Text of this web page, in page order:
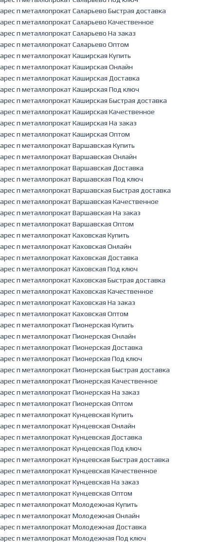
арес п металлопрокат Саларьево Быстрая доставка
арес п металлопрокат Саларьево Качественное
арес п металлопрокат Саларьево На заказ
арес п металлопрокат Саларьево Оптом
арес п металлопрокат Каширская Купить
арес п металлопрокат Каширская Онлайн
арес п металлопрокат Каширская Доставка
арес п металлопрокат Каширская Под ключ
арес п металлопрокат Каширская Быстрая доставка
арес п металлопрокат Каширская Качественное
арес п металлопрокат Каширская На заказ
арес п металлопрокат Каширская Оптом
арес п металлопрокат Варшавская Купить
арес п металлопрокат Варшавская Онлайн
арес п металлопрокат Варшавская Доставка
арес п металлопрокат Варшавская Под ключ
арес п металлопрокат Варшавская Быстрая доставка
арес п металлопрокат Варшавская Качественное
арес п металлопрокат Варшавская На заказ
арес п металлопрокат Варшавская Оптом
арес п металлопрокат Каховская Купить
арес п металлопрокат Каховская Онлайн
арес п металлопрокат Каховская Доставка
арес п металлопрокат Каховская Под ключ
арес п металлопрокат Каховская Быстрая доставка
арес п металлопрокат Каховская Качественное
арес п металлопрокат Каховская На заказ
арес п металлопрокат Каховская Оптом
арес п металлопрокат Пионерская Купить
арес п металлопрокат Пионерская Онлайн
арес п металлопрокат Пионерская Доставка
арес п металлопрокат Пионерская Под ключ
арес п металлопрокат Пионерская Быстрая доставка
арес п металлопрокат Пионерская Качественное
арес п металлопрокат Пионерская На заказ
арес п металлопрокат Пионерская Оптом
арес п металлопрокат Кунцевская Купить
арес п металлопрокат Кунцевская Онлайн
арес п металлопрокат Кунцевская Доставка
арес п металлопрокат Кунцевская Под ключ
арес п металлопрокат Кунцевская Быстрая доставка
арес п металлопрокат Кунцевская Качественное
арес п металлопрокат Кунцевская На заказ
арес п металлопрокат Кунцевская Оптом
арес п металлопрокат Молодежная Купить
арес п металлопрокат Молодежная Онлайн
арес п металлопрокат Молодежная Доставка
арес п металлопрокат Молодежная Под ключ